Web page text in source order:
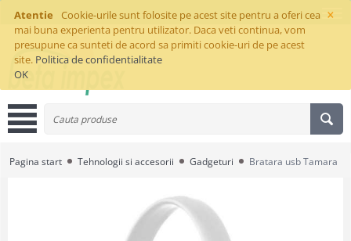
×
Atentie
Cookie-urile sunt folosite pe acest site pentru a oferi cea
mai buna experienta pentru utilizator. Daca veti continua, vom
presupune ca sunteti de acord sa primiti cookie-uri de pe acest
site. Politica de confidentialitate
OK
Pagina start Tehnologii si accesorii Gadgeturi Bratara usb Tamara